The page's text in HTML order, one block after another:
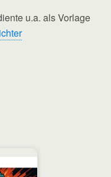
u.a. als Vorlage